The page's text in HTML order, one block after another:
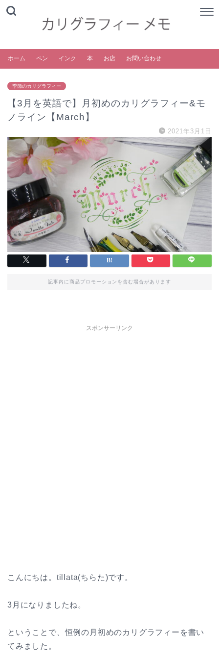
ホーム ペン インク 本 お店 お問い合わせ
季節のカリグラフィー
【3月を英語で】月初めのカリグラフィー&モ
ノライン【March】
2021年3月1日
記事内に商品プロモーションを含む場合があります
スポンサーリンク
こんにちは。tillata(ちらた)です。
3月になりましたね。
ということで、恒例の月初めのカリグラフィーを書い
てみました。